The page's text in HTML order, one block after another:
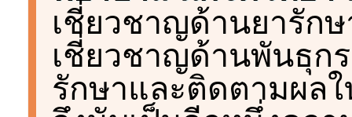
เชี่ยวชาญด้านยารัก
เชี่ยวชาญด้านพันธุก
รักษาและติดตามผล